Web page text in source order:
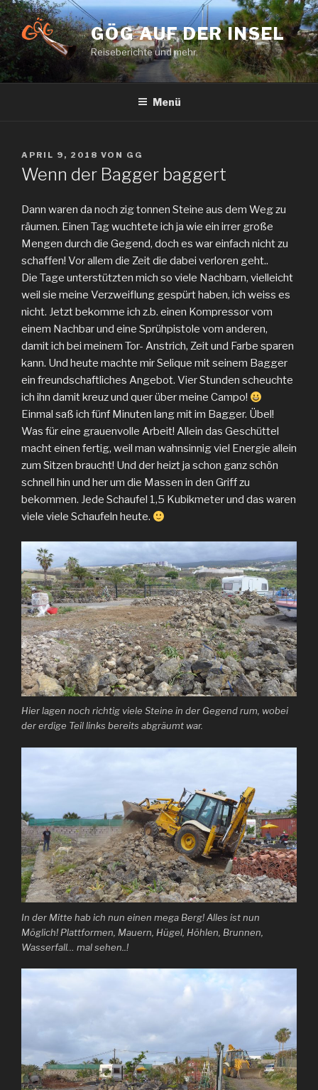
Zum
Inhalt
springen
GÖG AUF DER INSEL
Reiseberichte und mehr.
Menü
VERÖFFENTLICHT
AM
APRIL 9, 2018 VON GG
Wenn der Bagger baggert
Dann waren da noch zig tonnen Steine aus dem Weg zu
räumen. Einen Tag wuchtete ich ja wie ein irrer große
Mengen durch die Gegend, doch es war einfach nicht zu
schaffen! Vor allem die Zeit die dabei verloren geht..
Die Tage unterstützten mich so viele Nachbarn, vielleicht
weil sie meine Verzweiflung gespürt haben, ich weiss es
nicht. Jetzt bekomme ich z.b. einen Kompressor vom
einem Nachbar und eine Sprühpistole vom anderen,
damit ich bei meinem Tor- Anstrich, Zeit und Farbe sparen
kann. Und heute machte mir Selique mit seinem Bagger
ein freundschaftliches Angebot. Vier Stunden scheuchte
ich ihn damit kreuz und quer über meine Campo!
Einmal saß ich fünf Minuten lang mit im Bagger. Übel!
Was für eine grauenvolle Arbeit! Allein das Geschüttel
macht einen fertig, weil man wahnsinnig viel Energie allein
zum Sitzen braucht! Und der heizt ja schon ganz schön
schnell hin und her um die Massen in den Griff zu
bekommen. Jede Schaufel 1,5 Kubikmeter und das waren
viele viele Schaufeln heute.
Hier lagen noch richtig viele Steine in der Gegend rum, wobei
der erdige Teil links bereits abgräumt war.
In der Mitte hab ich nun einen mega Berg! Alles ist nun
Möglich! Plattformen, Mauern, Hügel, Höhlen, Brunnen,
Wasserfall… mal sehen..!